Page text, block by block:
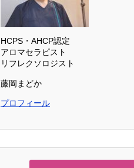
HCPS・AHCP認定
アロマセラピスト
リフレクソロジスト
藤岡まどか
プロフィール